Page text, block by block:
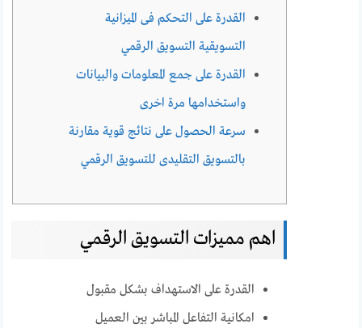
القدرة على التحكم فى الميزانية
التسويقية التسويق الرقمي
القدرة على جمع المعلومات والبيانات
واستخدامها مرة اخرى
سرعة الحصول على نتائج قوية مقارنة
بالتسويق التقليدى للتسويق الرقمي
اهم مميزات التسويق الرقمي
القدرة على الاستهداف بشكل مقبول
امكانية التفاعل المباشر بين العميل